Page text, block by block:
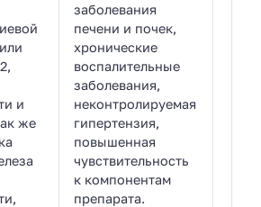
и
же
заболевания
печени и почек,
хронические
воспалительные
заболевания,
неконтролируемая
гипертензия,
повышенная
чувствительность
к компонентам
препарата.